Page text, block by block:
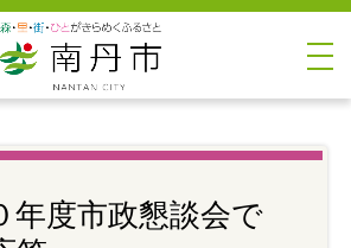
年度市政懇談会で